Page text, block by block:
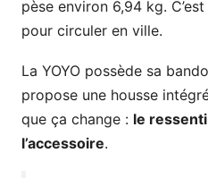
pèse environ 6,94 kg. C’est
pour circuler en ville.
La YOYO possède sa
propose une housse
que ça change : le ressenti
l’accessoire.